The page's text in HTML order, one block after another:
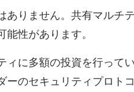
ありません。共有マルチ
性があります。
に多額の投資を行って
ーのセキュリティプロト